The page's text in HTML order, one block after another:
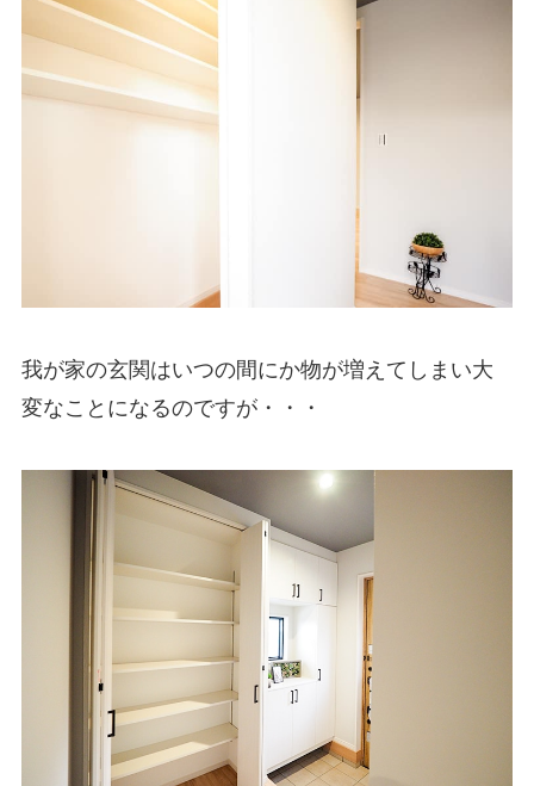
我が家の玄関はいつの間にか物が増えてしまい大
変なことになるのですが・・・